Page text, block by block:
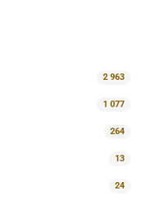
2 963
1 077
264
13
24